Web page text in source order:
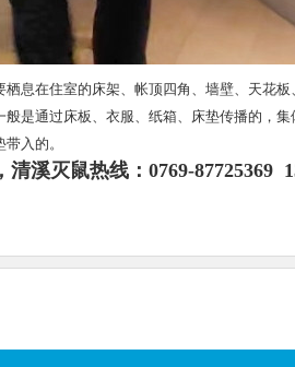
息在住室的床架、帐顶四角、墙壁、天花
是通过床板、衣服、纸箱、床垫传播的，
入的。
清溪灭鼠热线：0769-87725369